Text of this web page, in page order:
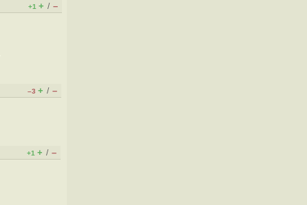
+1 + / –
–3 + / –
+1 + / –